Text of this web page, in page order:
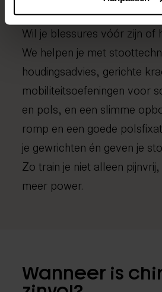
Wil je blessures vóór zijn of
We helpen je met
houdingsadvies, gerichte
mobiliteitsoefeningen voor
en pols, en een slimme
romp en een goede
je gewrichten én geven je
Zo train je niet alleen
meer power.
Wanneer is